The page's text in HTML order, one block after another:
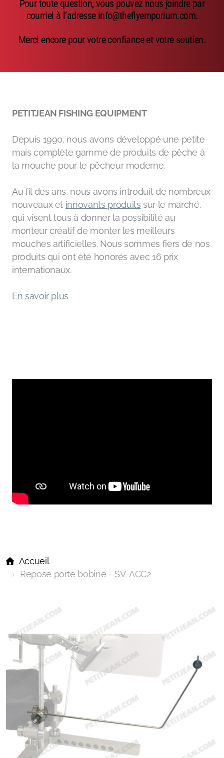
Pour toute question, vous pouvez nous joindre par
courriel à l’adresse info@theflyemporium.com.
Merci encore pour votre confiance et votre soutien.
PETITJEAN FISHING EQUIPMENT
Depuis 1990, nous avons développé une petite
mais complète gamme de produits de pêche à
la mouche pour le pêcheur moderne.
Au fil des ans, nous avons introduit de nombreux
nouveaux et innovants produits sur le marché,
qui visent tous à donner la possibilité au
monteur créatif de monter les meilleurs
mouches artificielles. Nous sommes fiers de nos
produits qui ont été honorés avec 16 prix
internationaux.
En savoir plus
Accueil
Repose porte bobine - SV-ACC2
Emerger
Accessoires de pêche